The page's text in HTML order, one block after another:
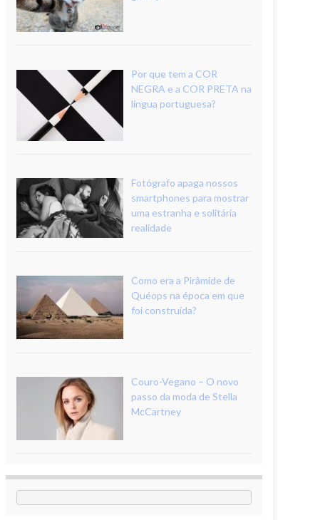
Por que tem a COR
NEGRA e a COR PRETA na
língua portuguesa?
Fotógrafo apaga nossos
smartphones para mostrar
uma estranha e solitária
realidade
Como era a Pirâmide de
Quéops na época em que
foi construída?
Couro-Vegano – O novo
passo da moda de Stella
McCartney